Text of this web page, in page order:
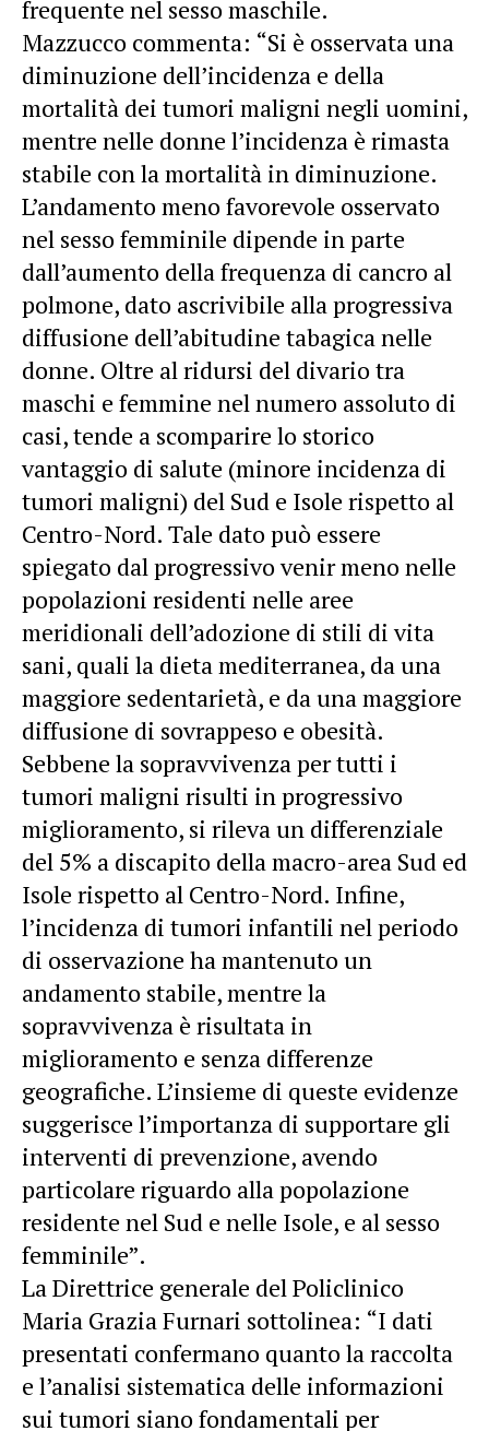
frequente nel sesso maschile.
Mazzucco commenta: “Si è osservata una
diminuzione dell’incidenza e della
mortalità dei tumori maligni negli uomini,
mentre nelle donne l’incidenza è rimasta
stabile con la mortalità in diminuzione.
L’andamento meno favorevole osservato
nel sesso femminile dipende in parte
dall’aumento della frequenza di cancro al
polmone, dato ascrivibile alla progressiva
diffusione dell’abitudine tabagica nelle
donne. Oltre al ridursi del divario tra
maschi e femmine nel numero assoluto di
casi, tende a scomparire lo storico
vantaggio di salute (minore incidenza di
tumori maligni) del Sud e Isole rispetto al
Centro-Nord. Tale dato può essere
spiegato dal progressivo venir meno nelle
popolazioni residenti nelle aree
meridionali dell’adozione di stili di vita
sani, quali la dieta mediterranea, da una
maggiore sedentarietà, e da una maggiore
diffusione di sovrappeso e obesità.
Sebbene la sopravvivenza per tutti i
tumori maligni risulti in progressivo
miglioramento, si rileva un differenziale
del 5% a discapito della macro-area Sud ed
Isole rispetto al Centro-Nord. Infine,
l’incidenza di tumori infantili nel periodo
di osservazione ha mantenuto un
andamento stabile, mentre la
sopravvivenza è risultata in
miglioramento e senza differenze
geografiche. L’insieme di queste evidenze
suggerisce l’importanza di supportare gli
interventi di prevenzione, avendo
particolare riguardo alla popolazione
residente nel Sud e nelle Isole, e al sesso
femminile”.
La Direttrice generale del Policlinico
Maria Grazia Furnari sottolinea: “I dati
presentati confermano quanto la raccolta
e l’analisi sistematica delle informazioni
sui tumori siano fondamentali per